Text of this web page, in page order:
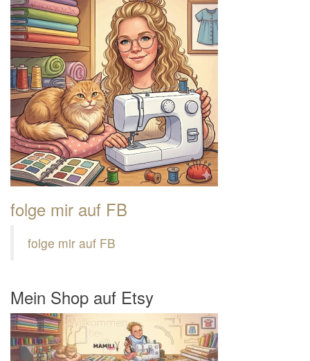
folge mir auf FB
folge mir auf FB
Mein Shop auf Etsy